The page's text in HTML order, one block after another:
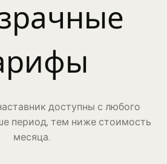
доступны с любого
период, тем ниже стоимость
месяца.